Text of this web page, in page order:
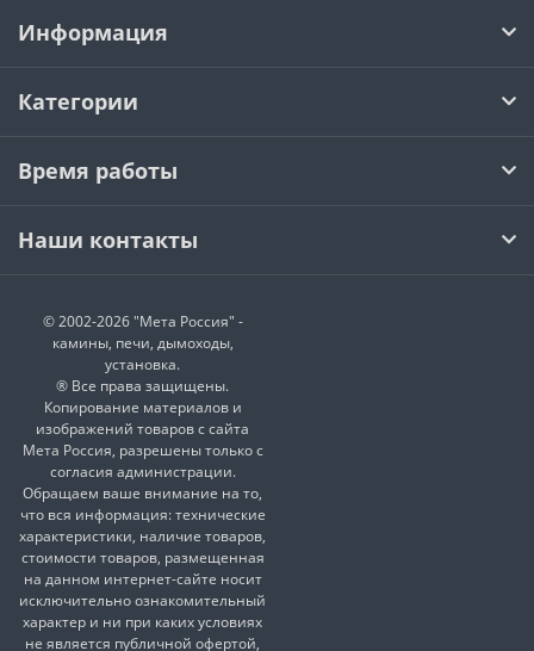
Информация
Категории
Время работы
Наши контакты
© 2002-2026 "Мета Россия" -
камины, печи, дымоходы,
установка.
® Все права защищены.
Копирование материалов и
изображений товаров с сайта
Мета Россия, разрешены только с
согласия администрации.
Обращаем ваше внимание на то,
что вся информация: технические
характеристики, наличие товаров,
стоимости товаров, размещенная
на данном интернет-сайте носит
исключительно ознакомительный
характер и ни при каких условиях
не является публичной офертой,